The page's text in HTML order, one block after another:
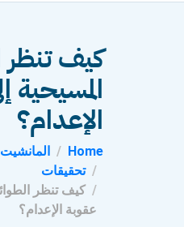
كيف تنظر
المسيحية
الإعدام؟
Home
تحقيقات
كيف تنظر
عقوبة الإعدام؟